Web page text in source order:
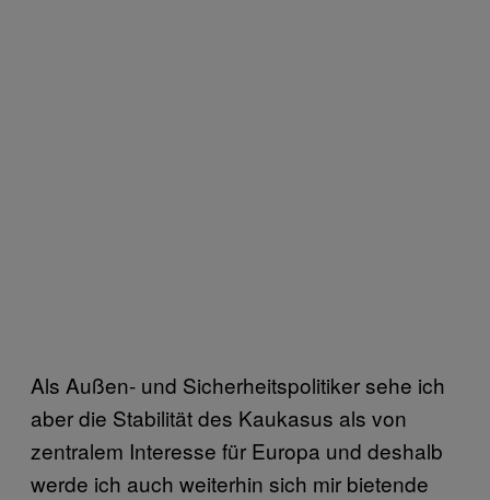
Als Außen- und Sicherheitspolitiker sehe ich
aber die Stabilität des Kaukasus als von
zentralem Interesse für Europa und deshalb
werde ich auch weiterhin sich mir bietende